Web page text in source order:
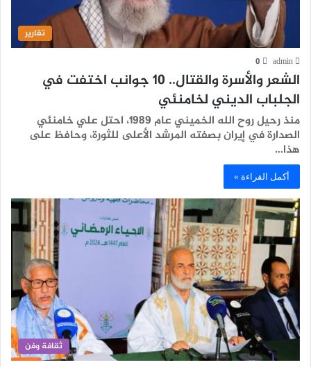
تقارير
admin
0
الشعر والأسرة والقتال.. 10 جوانب اختفت في
الجلباب الديني لخامنئي
منذ رحيل روح الله الخميني عام 1989، احتل علي خامنئي
الصدارة في إيران بصفته المرشد الأعلى للثورة، وحافظ على
هذا…
أكمل القراءة »
ثقافة وفن